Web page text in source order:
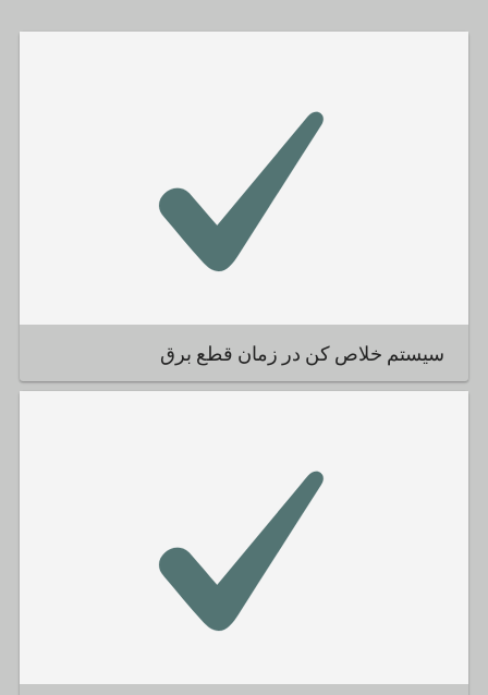
سیستم خلاص کن در زمان قطع برق